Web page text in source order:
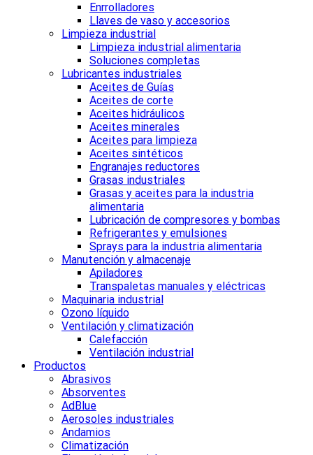
Enrrolladores
Llaves de vaso y accesorios
Limpieza industrial
Limpieza industrial alimentaria
Soluciones completas
Lubricantes industriales
Aceites de Guías
Aceites de corte
Aceites hidráulicos
Aceites minerales
Aceites para limpieza
Aceites sintéticos
Engranajes reductores
Grasas industriales
Grasas y aceites para la industria
alimentaria
Lubricación de compresores y bombas
Refrigerantes y emulsiones
Sprays para la industria alimentaria
Manutención y almacenaje
Apiladores
Transpaletas manuales y eléctricas
Maquinaria industrial
Ozono líquido
Ventilación y climatización
Calefacción
Ventilación industrial
Productos
Abrasivos
Absorventes
AdBlue
Aerosoles industriales
Andamios
Climatización